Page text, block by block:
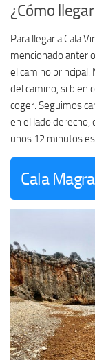
¿Cómo
Para llegar a Cala
mencionado
el camino principal.
del camino, si bien
coger. Seguimos
en el lado derecho,
unos 12 minutos
Cala